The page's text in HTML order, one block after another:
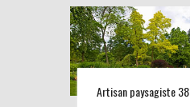
Artisan paysagiste 38